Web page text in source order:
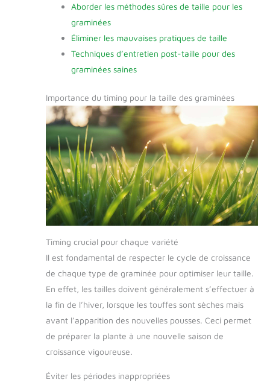
Aborder les méthodes sûres de taille pour les
graminées
Éliminer les mauvaises pratiques de taille
Techniques d’entretien post-taille pour des
graminées saines
Importance du timing pour la taille des graminées
Timing crucial pour chaque variété
Il est fondamental de respecter le cycle de croissance
de chaque type de graminée pour optimiser leur taille.
En effet, les tailles doivent généralement s’effectuer à
la fin de l’hiver, lorsque les touffes sont sèches mais
avant l’apparition des nouvelles pousses. Ceci permet
de préparer la plante à une nouvelle saison de
croissance vigoureuse.
Éviter les périodes inappropriées